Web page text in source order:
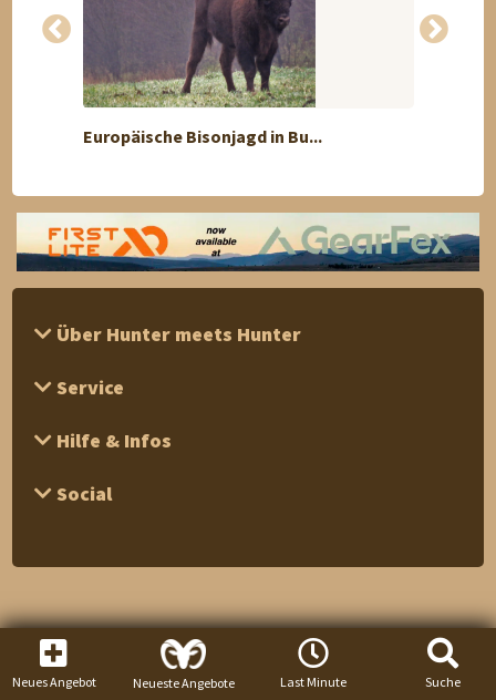
Europäische Bisonjagd in Bu...
Über Hunter meets Hunter
Service
Hilfe & Infos
Social
Neues Angebot Neueste Angebote Last Minute Suche